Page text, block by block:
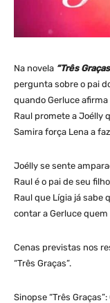
Na novela “Três
pergunta sobre o pai
quando Gerluce
Raul promete a Joélly
Samira força Lena a
Joélly se sente
Raul é o pai de seu
Raul que Lígia já sabe
contar a Gerluce quem
Cenas previstas nos
“Três Graças”.
Sinopse “Três